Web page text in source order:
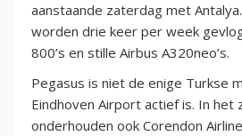
aanstaande zaterdag met
worden drie keer per week
800’s en stille Airbus A320neo’s.
Pegasus is niet de enige Turkse
Eindhoven Airport actief is. In het
onderhouden ook Corendon